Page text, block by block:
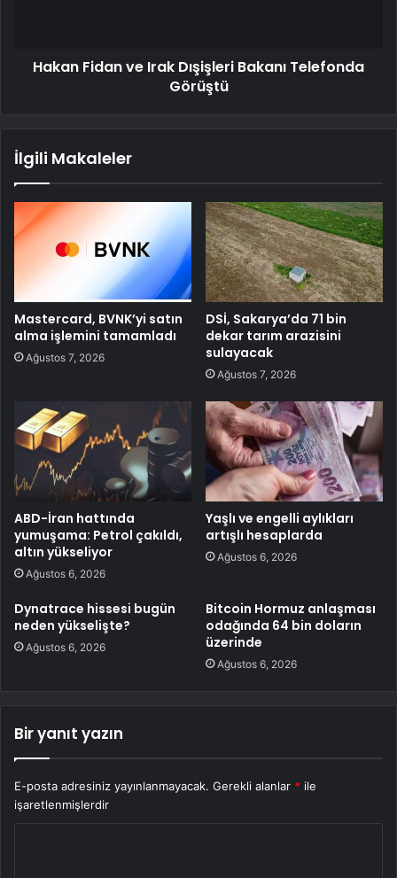
Hakan Fidan ve Irak Dışişleri Bakanı Telefonda
Görüştü
İlgili Makaleler
Mastercard, BVNK’yi satın
alma işlemini tamamladı
Ağustos 7, 2026
DSİ, Sakarya’da 71 bin
dekar tarım arazisini
sulayacak
Ağustos 7, 2026
ABD-İran hattında
yumuşama: Petrol çakıldı,
altın yükseliyor
Ağustos 6, 2026
Yaşlı ve engelli aylıkları
artışlı hesaplarda
Ağustos 6, 2026
Dynatrace hissesi bugün
neden yükselişte?
Ağustos 6, 2026
Bitcoin Hormuz anlaşması
odağında 64 bin doların
üzerinde
Ağustos 6, 2026
Bir yanıt yazın
E-posta adresiniz yayınlanmayacak. Gerekli alanlar * ile
işaretlenmişlerdir